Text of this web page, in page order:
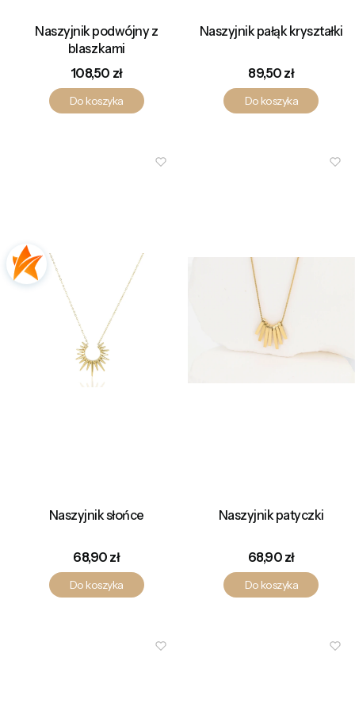
Naszyjnik podwójny z
blaszkami
Cena
108,50 zł
Do koszyka
Naszyjnik pałąk kryształki
Cena
89,50 zł
Do koszyka
Naszyjnik słońce
Cena
68,90 zł
Do koszyka
Naszyjnik patyczki
Cena
68,90 zł
Do koszyka